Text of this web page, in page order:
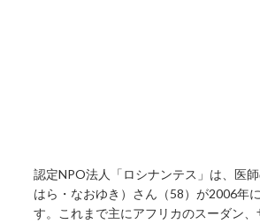
認定NPO法人「ロシナンテス」は、医
はら・なおゆき）さん（58）が2006年
す。これまで主にアフリカのスーダン